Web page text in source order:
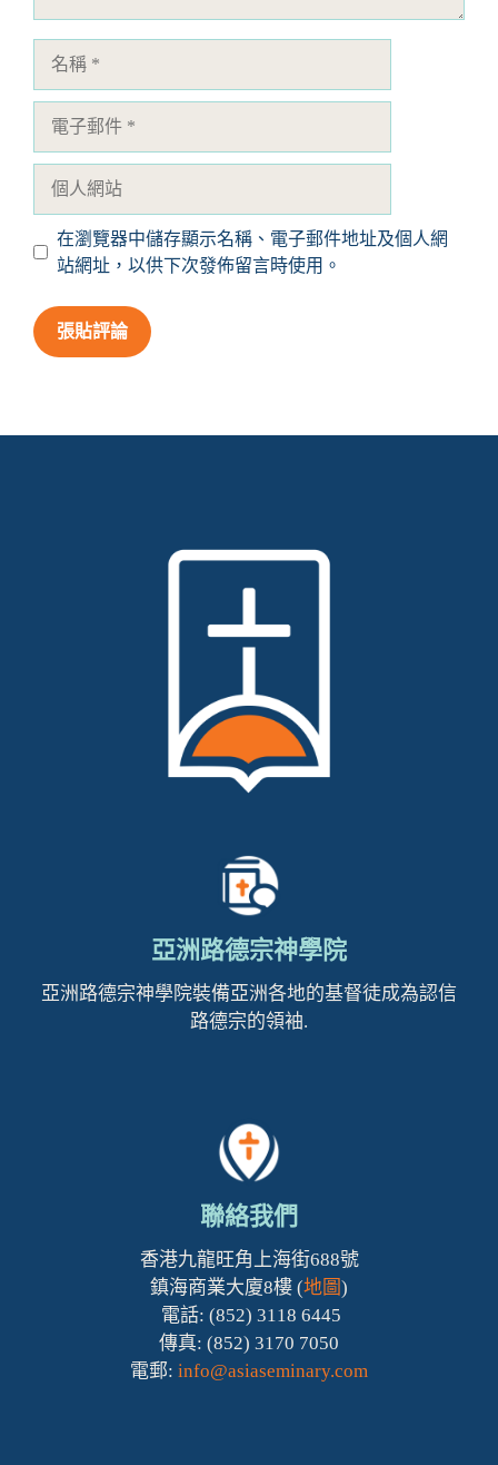
郵
站
在瀏覽器中儲存顯示名稱、電子郵件地址及個人網
站網址，以供下次發佈留言時使用。
亞洲路德宗神學院
亞洲路德宗神學院裝備亞洲各地的基督徒成為認信
路德宗的領袖.
聯絡我們
香港九龍旺角上海街688號
鎮海商業大廈8樓 (地圖)
電話: (852) 3118 6445
傳真: (852) 3170 7050
電郵: info@asiaseminary.com